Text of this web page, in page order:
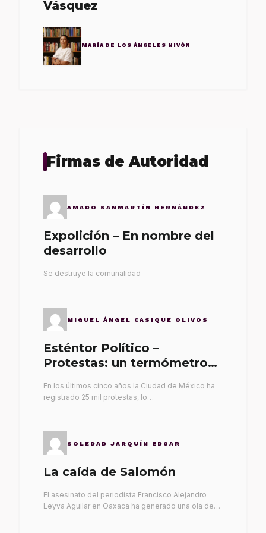
Vásquez
MARÍA DE LOS ÁNGELES NIVÓN
Firmas de Autoridad
AMADO SANMARTÍN HERNÁNDEZ
Expolición – En nombre del
desarrollo
Se destruye la comunalidad
MIGUEL ÁNGEL CASIQUE OLIVOS
Esténtor Político –
Protestas: un termómetro
En los últimos cinco años la Ciudad de México ha
registrado 25 mil protestas, lo…
SOLEDAD JARQUÍN EDGAR
La caída de Salomón
El asesinato del periodista Francisco Alejandro
Leyva Aguilar en Oaxaca ha generado una ola de…